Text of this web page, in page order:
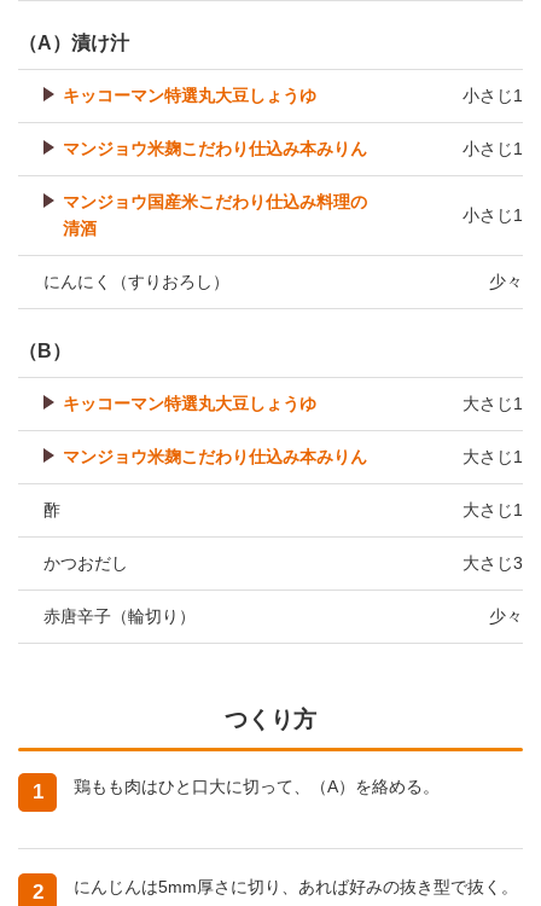
（A）漬け汁
キッコーマン特選丸大豆しょうゆ 小さじ1
マンジョウ米麹こだわり仕込み本みりん 小さじ1
マンジョウ国産米こだわり仕込み料理の
清酒
小さじ1
にんにく（すりおろし） 少々
（B）
キッコーマン特選丸大豆しょうゆ 大さじ1
マンジョウ米麹こだわり仕込み本みりん 大さじ1
酢 大さじ1
かつおだし 大さじ3
赤唐辛子（輪切り） 少々
つくり方
1 鶏もも肉はひと口大に切って、（A）を絡める。
2 にんじんは5mm厚さに切り、あれば好みの抜き型で抜く。